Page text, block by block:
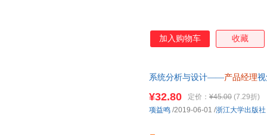
加入购物车 收藏
系统分析与设计——产品经理
¥32.80 定价： ¥45.00 (7.29折)
项益鸣 /2019-06-01 /浙江大学出版社